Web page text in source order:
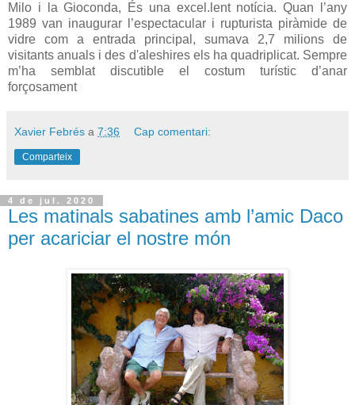
Milo i la Gioconda, És una excel.lent notícia. Quan l’any
1989 van inaugurar l’espectacular i rupturista piràmide de
vidre com a entrada principal, sumava 2,7 milions de
visitants anuals i des d'aleshires els ha quadriplicat. Sempre
m’ha semblat discutible el costum turístic d’anar
forçosament
Xavier Febrés a 7:36 Cap comentari:
Comparteix
4 de jul. 2020
Les matinals sabatines amb l’amic Daco
per acariciar el nostre món